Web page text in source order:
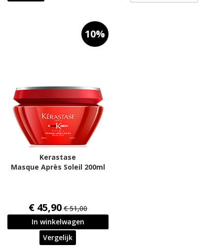
10%
Kerastase
Masque Après Soleil 200ml
€ 45,90 € 51,00
In winkelwagen
Vergelijk